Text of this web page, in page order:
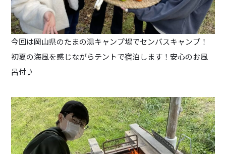
今回は岡山県のたまの湯キャンプ場でセンバスキャンプ！
初夏の海風を感じながらテントで宿泊します！安心のお風
呂付♪